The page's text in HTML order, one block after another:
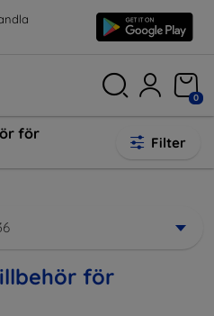
0
för
Filter
för